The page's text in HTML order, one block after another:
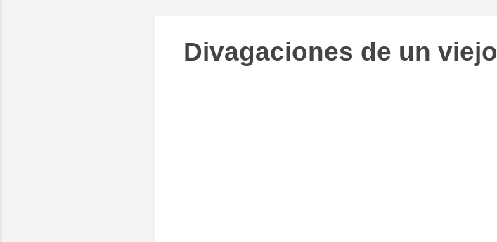
Divagaciones de un viejo